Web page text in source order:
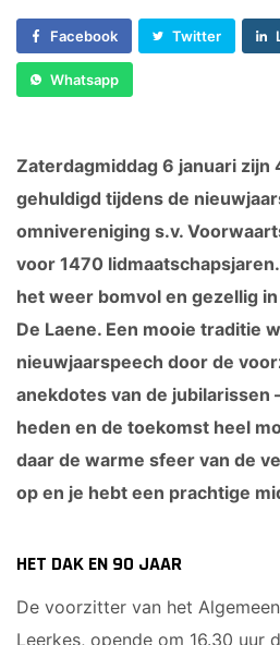
Facebook Twitter
Whatsapp
Zaterdagmiddag 6 januari zijn
gehuldigd tijdens de
omnivereniging s.v.
voor 1470
het weer bomvol en gezellig
De Laene. Een mooie traditie
nieuwjaarspeech door de
anekdotes van de jubilarissen
heden en de toekomst heel
daar de warme sfeer van de
op en je hebt een prachtige
HET DAK EN 90 JAAR
De voorzitter van het
Leerkes, opende om 16.30 uur